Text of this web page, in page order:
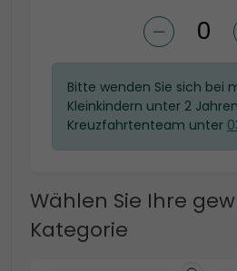
Bitte wenden Sie sich bei
Kleinkindern unter 2
Kreuzfahrtenteam unter
Wählen Sie Ihre
Kategorie